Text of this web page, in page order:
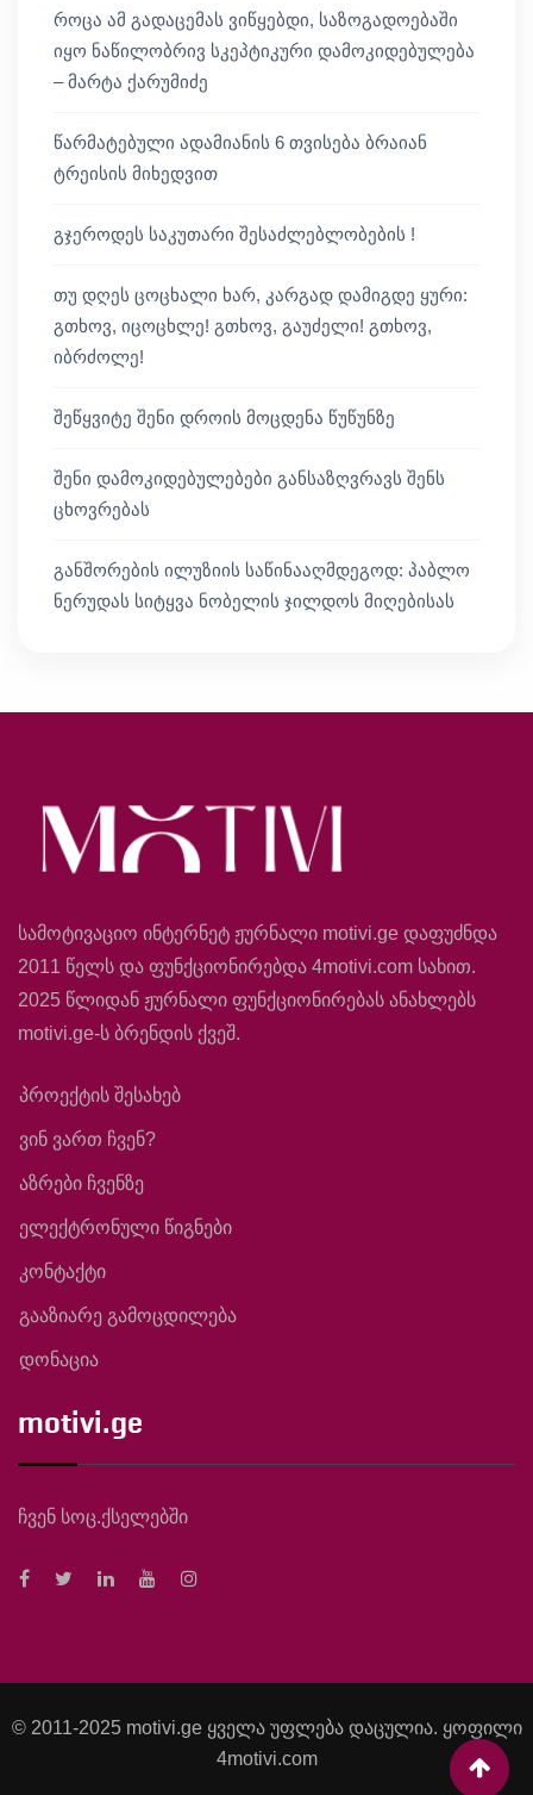
როცა ამ გადაცემას ვიწყებდი, საზოგადოებაში
იყო ნაწილობრივ სკეპტიკური დამოკიდებულება
– მარტა ქარუმიძე
წარმატებული ადამიანის 6 თვისება ბრაიან
ტრეისის მიხედვით
გჯეროდეს საკუთარი შესაძლებლობების !
თუ დღეს ცოცხალი ხარ, კარგად დამიგდე ყური:
გთხოვ, იცოცხლე! გთხოვ, გაუძელი! გთხოვ,
იბრძოლე!
შეწყვიტე შენი დროის მოცდენა წუწუნზე
შენი დამოკიდებულებები განსაზღვრავს შენს
ცხოვრებას
განშორების ილუზიის საწინააღმდეგოდ: პაბლო
ნერუდას სიტყვა ნობელის ჯილდოს მიღებისას
სამოტივაციო ინტერნეტ ჟურნალი motivi.ge დაფუძნდა
2011 წელს და ფუნქციონირებდა 4motivi.com სახით.
2025 წლიდან ჟურნალი ფუნქციონირებას ანახლებს
motivi.ge-ს ბრენდის ქვეშ.
პროექტის შესახებ
ვინ ვართ ჩვენ?
აზრები ჩვენზე
ელექტრონული წიგნები
კონტაქტი
გააზიარე გამოცდილება
დონაცია
motivi.ge
ჩვენ სოც.ქსელებში
© 2011-2025 motivi.ge ყველა უფლება დაცულია. ყოფილი
4motivi.com